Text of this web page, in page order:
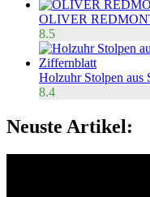
OLIVER
8.5
Holzuhr Stolpen aus
8.4
Neuste Artikel: